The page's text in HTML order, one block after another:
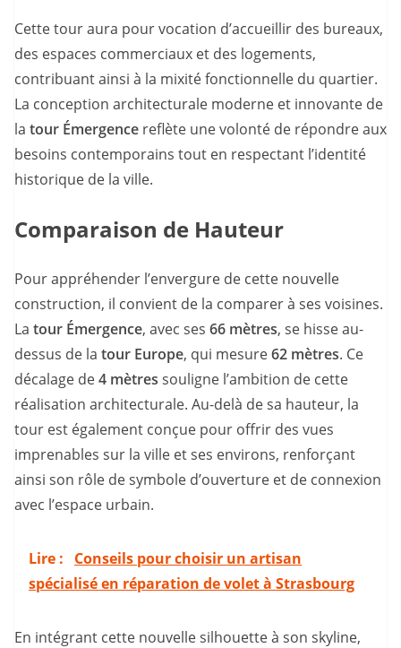
Cette tour aura pour vocation d’accueillir des bureaux,
des espaces commerciaux et des logements,
contribuant ainsi à la mixité fonctionnelle du quartier.
La conception architecturale moderne et innovante de
la tour Émergence reflète une volonté de répondre aux
besoins contemporains tout en respectant l’identité
historique de la ville.
Comparaison de Hauteur
Pour appréhender l’envergure de cette nouvelle
construction, il convient de la comparer à ses voisines.
La tour Émergence, avec ses 66 mètres, se hisse au-
dessus de la tour Europe, qui mesure62 mètres. Ce
décalage de4 mètres souligne l’ambition de cette
réalisation architecturale. Au-delà de sa hauteur, la
tour est également conçue pour offrir des vues
imprenables sur la ville et ses environs, renforçant
ainsi son rôle de symbole d’ouverture et de connexion
avec l’espace urbain.
Lire :
Conseils pour choisir un artisan
spécialisé en réparation de volet à Strasbourg
En intégrant cette nouvelle silhouette à son skyline,